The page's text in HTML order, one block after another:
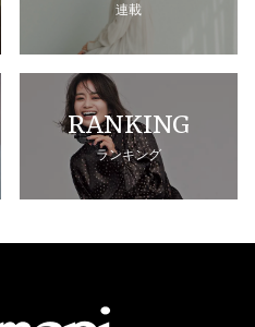
連載
RANKING
ランキング